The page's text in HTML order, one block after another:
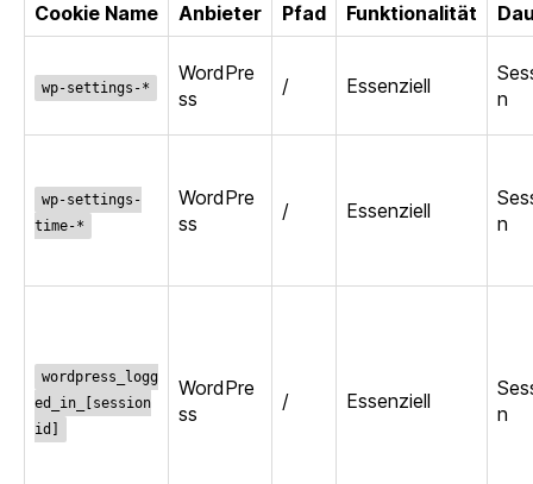
Cookie Name Anbieter Pfad Funktionalität
wp-settings-*
WordPre
ss
/ Essenziell
n
wp-settings-
time-*
WordPre
ss
/ Essenziell
n
wordpress_logg
ed_in_[session
id]
WordPre
ss
/ Essenziell
n